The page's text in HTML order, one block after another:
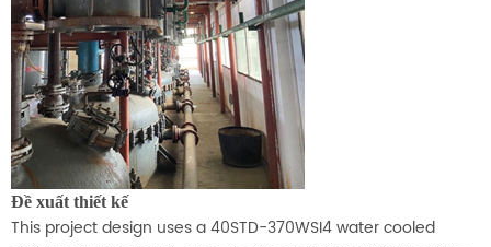
Đề xuất thiết kế
This project design uses a 40STD-370WSI4 water cooled